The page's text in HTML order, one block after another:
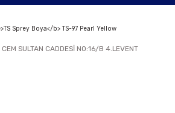
SULTAN CADDESİ NO:16/B 4.LEVENT